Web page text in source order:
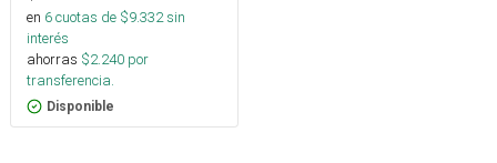
en 6cuotas de $9.332sin
interés
ahorras $2.240 por
transferencia.
Disponible